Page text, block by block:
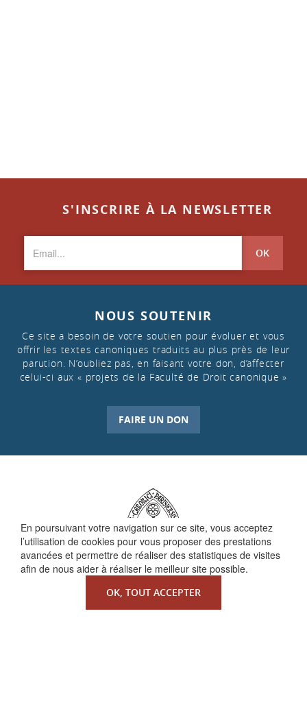
En poursuivant votre navigation sur ce site, vous acceptez
l’utilisation de cookies pour vous proposer des prestations
avancées et permettre de réaliser des statistiques de visites
afin de nous aider à réaliser le meilleur site possible.
OK, TOUT ACCEPTER
S'INSCRIRE À LA NEWSLETTER
OK
NOUS SOUTENIR
Ce site a besoin de votre soutien pour évoluer et vous
offrir les textes canoniques traduits au plus près de leur
parution. N’oubliez pas, en faisant votre don, d’affecter
celui-ci aux « projets de la Faculté de Droit canonique »
FAIRE UN DON
QUI SOMMES-NOUS ?